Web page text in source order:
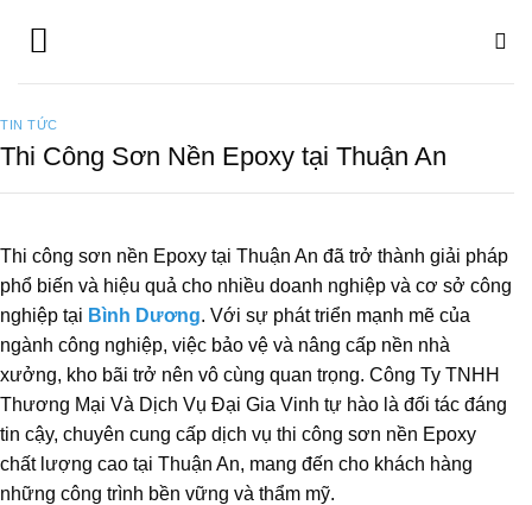
TIN TỨC
Thi Công Sơn Nền Epoxy tại Thuận An
Thi công sơn nền Epoxy tại Thuận An đã trở thành giải pháp
phổ biến và hiệu quả cho nhiều doanh nghiệp và cơ sở công
nghiệp tại Bình Dương. Với sự phát triển mạnh mẽ của
ngành công nghiệp, việc bảo vệ và nâng cấp nền nhà
xưởng, kho bãi trở nên vô cùng quan trọng. Công Ty TNHH
Thương Mại Và Dịch Vụ Đại Gia Vinh tự hào là đối tác đáng
tin cậy, chuyên cung cấp dịch vụ thi công sơn nền Epoxy
chất lượng cao tại Thuận An, mang đến cho khách hàng
những công trình bền vững và thẩm mỹ.